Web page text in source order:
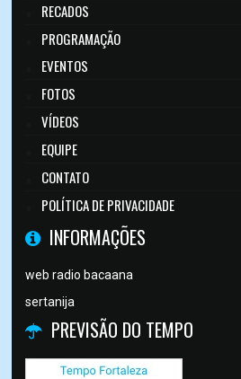
RECADOS
PROGRAMAÇÃO
EVENTOS
FOTOS
VÍDEOS
EQUIPE
CONTATO
POLÍTICA DE PRIVACIDADE
INFORMAÇÕES
web radio bacaana
sertanija
PREVISÃO DO TEMPO